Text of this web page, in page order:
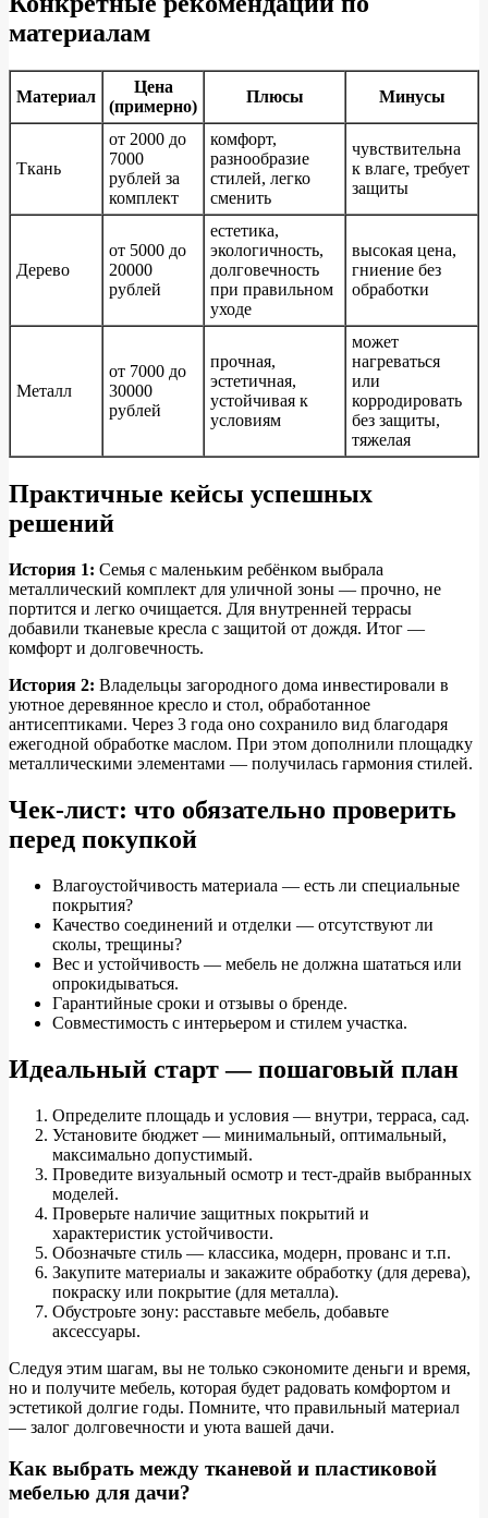
материалам
Материал
Цена
(примерно)
Плюсы Минусы
Ткань
от 2000 до
7000
рублей за
комплект
комфорт,
разнообразие
стилей, легко
сменить
чувствительна
к влаге, требует
защиты
Дерево
от 5000 до
20000
рублей
естетика,
экологичность,
долговечность
при правильном
уходе
высокая цена,
гниение без
обработки
Металл
от 7000 до
30000
рублей
прочная,
эстетичная,
устойчивая к
условиям
может
нагреваться
или
корродировать
без защиты,
тяжелая
Практичные кейсы успешных
решений
История 1: Семья с маленьким ребёнком выбрала
металлический комплект для уличной зоны — прочно, не
портится и легко очищается. Для внутренней террасы
добавили тканевые кресла с защитой от дождя. Итог —
комфорт и долговечность.
История 2: Владельцы загородного дома инвестировали в
уютное деревянное кресло и стол, обработанное
антисептиками. Через 3 года оно сохранило вид благодаря
ежегодной обработке маслом. При этом дополнили площадку
металлическими элементами — получилась гармония стилей.
Чек-лист: что обязательно проверить
перед покупкой
Влагоустойчивость материала — есть ли специальные
покрытия?
Качество соединений и отделки — отсутствуют ли
сколы, трещины?
Вес и устойчивость — мебель не должна шататься или
опрокидываться.
Гарантийные сроки и отзывы о бренде.
Совместимость с интерьером и стилем участка.
Идеальный старт — пошаговый план
Определите площадь и условия — внутри, терраса, сад.
Установите бюджет — минимальный, оптимальный,
максимально допустимый.
Проведите визуальный осмотр и тест-драйв выбранных
моделей.
Проверьте наличие защитных покрытий и
характеристик устойчивости.
Обозначьте стиль — классика, модерн, прованс и т.п.
Закупите материалы и закажите обработку (для дерева),
покраску или покрытие (для металла).
Обустроьте зону: расставьте мебель, добавьте
аксессуары.
Следуя этим шагам, вы не только сэкономите деньги и время,
но и получите мебель, которая будет радовать комфортом и
эстетикой долгие годы. Помните, что правильный материал
— залог долговечности и уюта вашей дачи.
Как выбрать между тканевой и пластиковой
мебелью для дачи?